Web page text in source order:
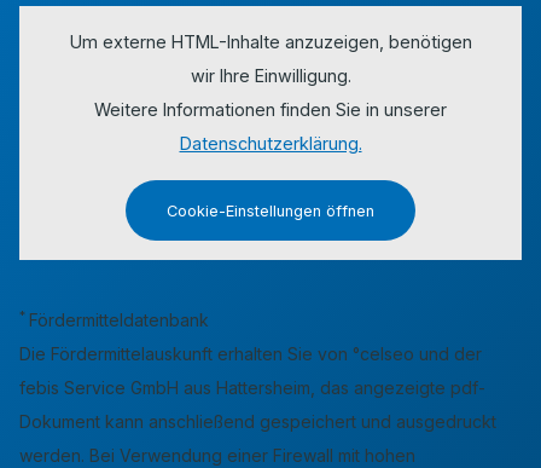
Um externe HTML-Inhalte anzuzeigen, benötigen
wir Ihre Einwilligung.
Weitere Informationen finden Sie in unserer
Datenschutzerklärung.
Cookie-Einstellungen öffnen
* Fördermitteldatenbank
Die Fördermittelauskunft erhalten Sie von °celseo und der
febis Service GmbH aus Hattersheim, das angezeigte pdf-
Dokument kann anschließend gespeichert und ausgedruckt
werden. Bei Verwendung einer Firewall mit hohen